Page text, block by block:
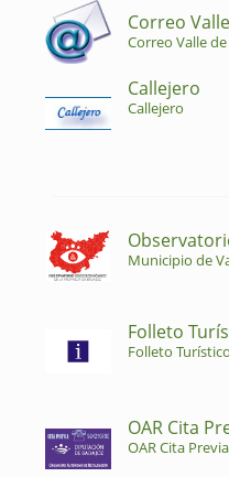
Correo
Correo Valle
Callejero
Callejero
Municipio de
Folleto
Folleto Turístico
OAR Cita
OAR Cita Previa